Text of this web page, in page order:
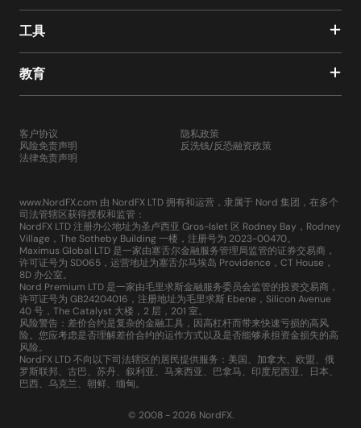
工具
教育
客户协议
风险免责声明
法律免责声明
隐私政策
反洗钱/反恐融资政策
www.NordFX.com 由 NordFX LTD 拥有和运营，隶属于 Nord 集团，在多个
司法管辖区获得授权和监管：
NordFX LTD 注册办公地址为圣卢西亚 Gros-Islet 区 Rodney Bay，Rodney
Village，The Sotheby Building 一楼，注册号为 2023-00470。
Maximus Global LTD 是一家由塞舌尔金融服务管理局监管的证券交易商，
许可证号为 SD065，运营地址为塞舌尔马埃岛 Providence，CT House，
8D 办公室。
Nord Premium LTD 是一家由毛里求斯金融服务委员会监管的投资交易商，
许可证号为 GB24204016，注册地址为毛里求斯 Ebene，Silicon Avenue
40 号，The Catalyst 大楼，2 层，201 室。
风险警告：差价合约是复杂的金融工具，因高杠杆而带来快速亏损的高风
险。您应考虑是否理解差价合约的运作方式以及是否能够承担资金损失的高
风险。
NordFX LTD 不向以下司法辖区的居民提供服务：美国、加拿大、欧盟、俄
罗斯联邦、古巴、苏丹、叙利亚、马来西亚、巴拿马、印度尼西亚、日本、
巴西、乌克兰、朝鲜、缅甸。
© 2008 - 2026 NordFX.